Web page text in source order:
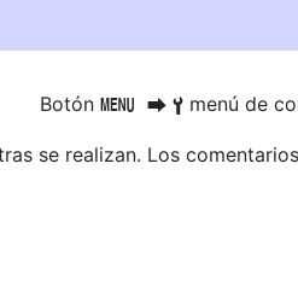
Botón G U B menú de
se realizan. Los